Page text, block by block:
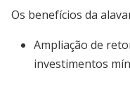
Os benefícios da
Ampliação de
investimentos